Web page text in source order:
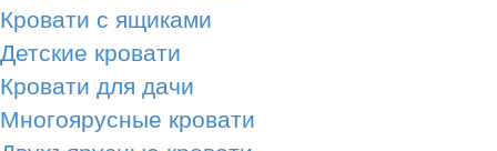
Кровати с ящиками
Детские кровати
Кровати для дачи
Многоярусные кровати